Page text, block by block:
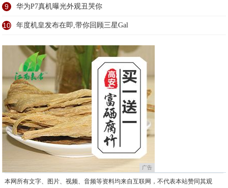
9 华为P7真机曝光外观丑哭你
10 年度机皇发布在即,带你回顾三星Gal
广告
本网所有文字、图片、视频、音频等资料均来自互联网，不代表本站赞同其观